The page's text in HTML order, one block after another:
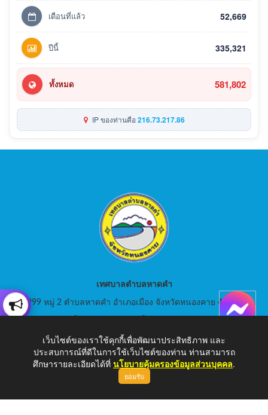
เดือนที่แล้ว 52,669
ปีนี้ 335,321
ทั้งหมด 581,802
IP ของท่านคือ216.73.217.86
เทศบาลตำบลหาดคำ
999 หมู่ 2 ตำบลหาดคำ อำเภอเมือง จังหวัดหนองคาย 43000
E-Mail: saraban_05430105@dla.go.th
เว็บไซต์ของเราใช้คุกกี้เพื่อพัฒนาประสิทธิภาพ และ
ประสบการณ์ที่ดีในการใช้เว็บไซต์ของท่าน ท่านสามารถ
ศึกษารายละเอียดได้ที่ นโยบายคุ้มครองข้อมูลส่วนบุคคล.
ยอมรับ